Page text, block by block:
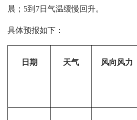
晨；5到7日气温缓慢回升。
具体预报如下：
日期 天气 风向风力